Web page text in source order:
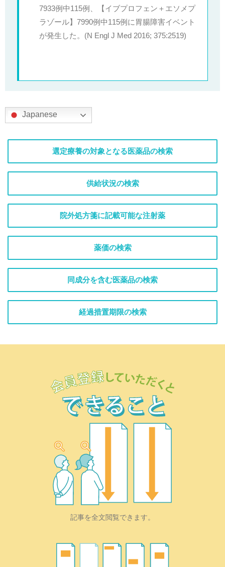
7933例中115例、【イブプロフェン＋エソメプ
ラゾール】7990例中115例に胃腸障害イベント
が発生した。(N Engl J Med 2016; 375:2519)
Japanese
選定療養の対象となる医薬品の検索
供給状況の検索
院外処方箋に記載可能な注射薬
薬価の検索
同成分を含む医薬品の検索
経過措置期限の検索
記事を全文閲覧できます。